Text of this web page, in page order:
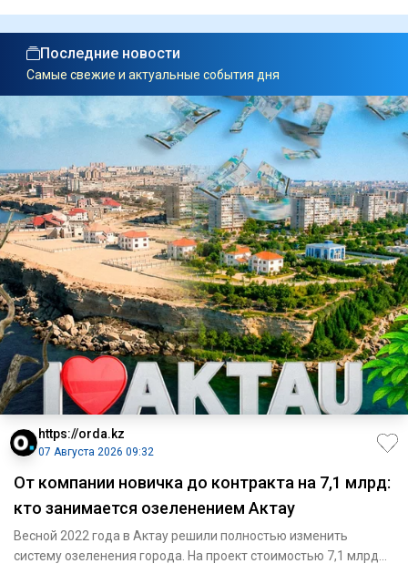
Последние новости
Самые свежие и актуальные события дня
https://orda.kz
07 Августа 2026 09:32
От компании новичка до контракта на 7,1 млрд:
кто занимается озеленением Актау
Весной 2022 года в Актау решили полностью изменить
систему озеленения города. На проект стоимостью 7,1 млрд